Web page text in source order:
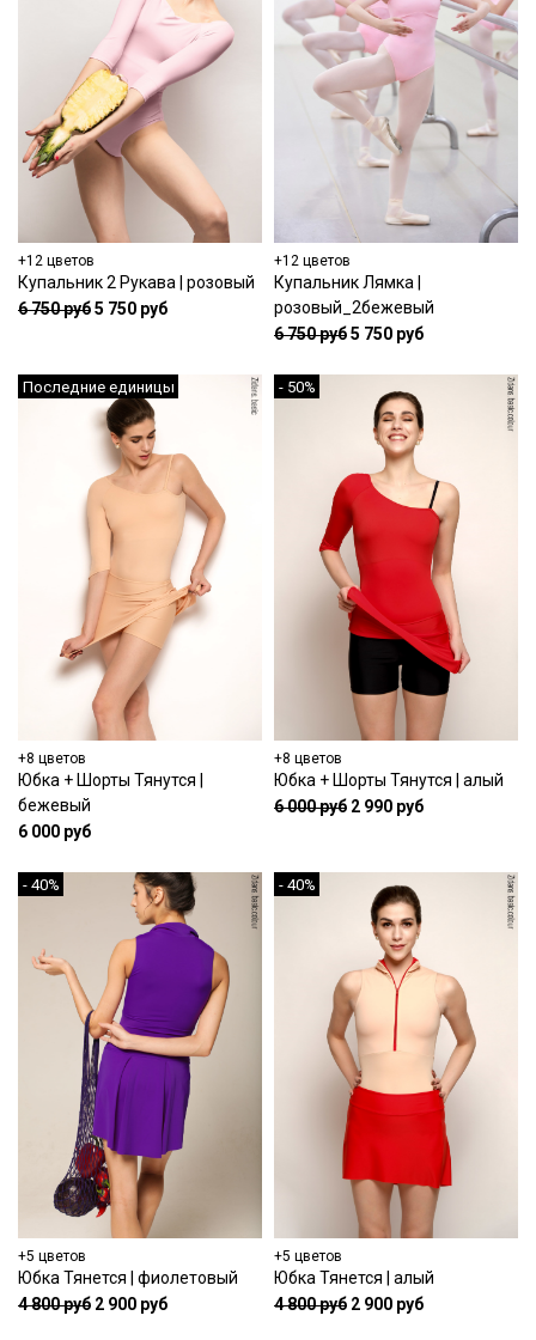
+12 цветов
Купальник 2 Рукава | розовый
6 750 руб5 750 руб
+12 цветов
Купальник Лямка |
розовый_2бежевый
6 750 руб5 750 руб
Последние единицы
+8 цветов
Юбка + Шорты Тянутся |
бежевый
6 000 руб
- 50%
+8 цветов
Юбка + Шорты Тянутся | алый
6 000 руб 2 990 руб
- 40%
+5 цветов
Юбка Тянется | фиолетовый
4 800 руб 2 900 руб
- 40%
+5 цветов
Юбка Тянется | алый
4 800 руб 2 900 руб